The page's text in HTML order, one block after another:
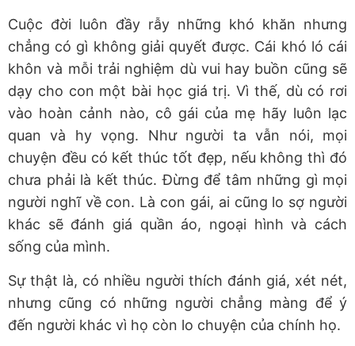
Cuộc đời luôn đầy rẫy những khó khăn nhưng
chẳng có gì không giải quyết được. Cái khó ló cái
khôn và mỗi trải nghiệm dù vui hay buồn cũng sẽ
dạy cho con một bài học giá trị. Vì thế, dù có rơi
vào hoàn cảnh nào, cô gái của mẹ hãy luôn lạc
quan và hy vọng. Như người ta vẫn nói, mọi
chuyện đều có kết thúc tốt đẹp, nếu không thì đó
chưa phải là kết thúc. Đừng để tâm những gì mọi
người nghĩ về con. Là con gái, ai cũng lo sợ người
khác sẽ đánh giá quần áo, ngoại hình và cách
sống của mình.
Sự thật là, có nhiều người thích đánh giá, xét nét,
nhưng cũng có những người chẳng màng để ý
đến người khác vì họ còn lo chuyện của chính họ.